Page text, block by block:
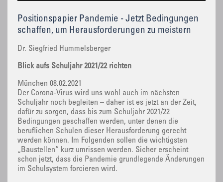
Positionspapier Pandemie - Jetzt Bedingungen
schaffen, um Herausforderungen zu meistern
Dr. Siegfried Hummelsberger
Blick aufs Schuljahr 2021/22 richten
München 08.02.2021
Der Corona-Virus wird uns wohl auch im nächsten
Schuljahr noch begleiten – daher ist es jetzt an der Zeit,
dafür zu sorgen, dass bis zum Schuljahr 2021/22
Bedingungen geschaffen werden, unter denen die
beruflichen Schulen dieser Herausforderung gerecht
werden können. Im Folgenden sollen die wichtigsten
„Baustellen“ kurz umrissen werden. Sicher erscheint
schon jetzt, dass die Pandemie grundlegende Änderungen
im Schulsystem forcieren wird.